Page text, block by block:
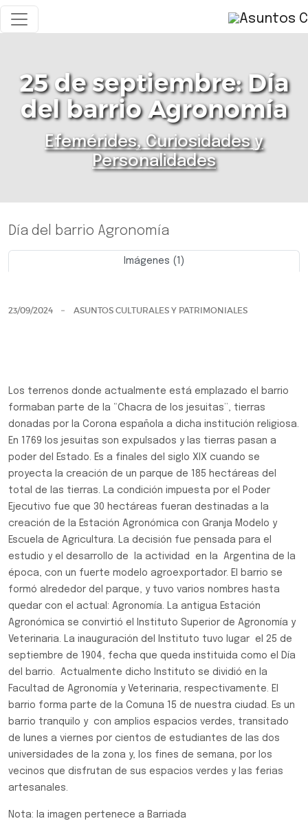
25 de septiembre: Día
del barrio Agronomía
Efemérides, Curiosidades y
Personalidades
Día del barrio Agronomía
Imágenes (1)
23/09/2024 ASUNTOS CULTURALES Y PATRIMONIALES
Los terrenos donde actualmente está emplazado el barrio
formaban parte de la “Chacra de los jesuitas”, tierras
donadas por la Corona española a dicha institución religiosa.
En 1769 los jesuitas son expulsados y las tierras pasan a
poder del Estado. Es a finales del siglo XIX cuando se
proyecta la creación de un parque de 185 hectáreas del
total de las tierras. La condición impuesta por el Poder
Ejecutivo fue que 30 hectáreas fueran destinadas a la
creación de la Estación Agronómica con Granja Modelo y
Escuela de Agricultura. La decisión fue pensada para el
estudio y el desarrollo de la actividad en la Argentina de la
época, con un fuerte modelo agroexportador. El barrio se
formó alrededor del parque, y tuvo varios nombres hasta
quedar con el actual: Agronomía. La antigua Estación
Agronómica se convirtió el Instituto Superior de Agronomía y
Veterinaria. La inauguración del Instituto tuvo lugar el 25 de
septiembre de 1904, fecha que queda instituida como el Día
del barrio. Actualmente dicho Instituto se dividió en la
Facultad de Agronomía y Veterinaria, respectivamente. El
barrio forma parte de la Comuna 15 de nuestra ciudad. Es un
barrio tranquilo y con amplios espacios verdes, transitado
de lunes a viernes por cientos de estudiantes de las dos
universidades de la zona y, los fines de semana, por los
vecinos que disfrutan de sus espacios verdes y las ferias
artesanales.
Nota: la imagen pertenece a Barriada